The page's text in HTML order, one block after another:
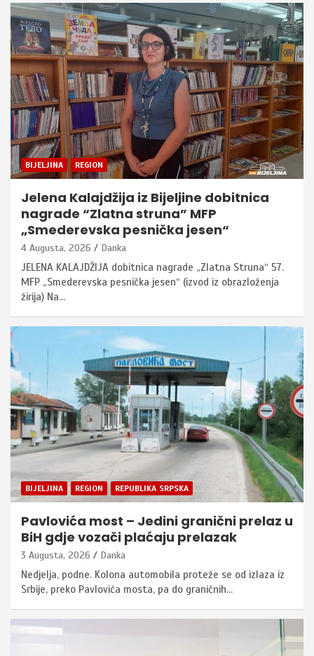
BIJELJINA REGION
Jelena Kalajdžija iz Bijeljine dobitnica
nagrade “Zlatna struna” MFP
„Smederevska pesnička jesen“
4 Augusta, 2026 Danka
JELENA KALAJDŽIJA dobitnica nagrade „Zlatna Struna“ 57.
MFP „Smederevska pesnička jesen“ (izvod iz obrazloženja
žirija) Na…
BIJELJINA REGION REPUBLIKA SRPSKA
Pavlovića most – Jedini granični prelaz u
BiH gdje vozači plaćaju prelazak
3 Augusta, 2026 Danka
Nedjelja, podne. Kolona automobila proteže se od izlaza iz
Srbije, preko Pavlovića mosta, pa do graničnih…